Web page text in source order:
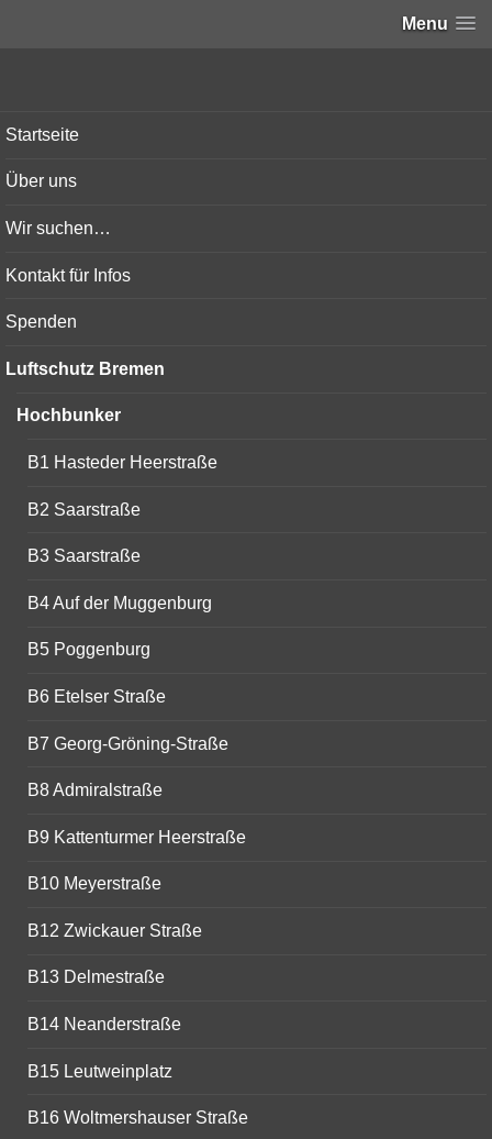
Menu
Startseite
Über uns
Wir suchen…
Kontakt für Infos
Spenden
Luftschutz Bremen
Hochbunker
B1 Hasteder Heerstraße
B2 Saarstraße
B3 Saarstraße
B4 Auf der Muggenburg
B5 Poggenburg
B6 Etelser Straße
B7 Georg-Gröning-Straße
B8 Admiralstraße
B9 Kattenturmer Heerstraße
B10 Meyerstraße
B12 Zwickauer Straße
B13 Delmestraße
B14 Neanderstraße
B15 Leutweinplatz
B16 Woltmershauser Straße